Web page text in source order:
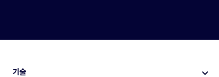
기술